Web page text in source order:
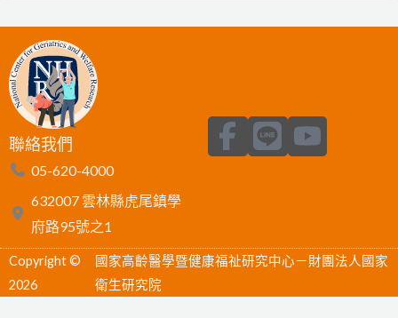
聯絡我們
05-620-4000
632007 雲林縣虎尾鎮學
府路95號之1
F
a
b
o
o
L
i
Y
o
u
b
e
Copyright ©
2026
國家高齡醫學暨健康福祉研究中心－財團法人國家
衛生研究院